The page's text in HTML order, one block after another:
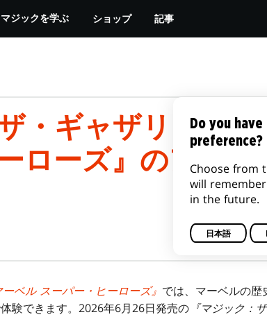
マジックを学ぶ ショップ 記事
・ギャザリング |
ローズ』のアート
ベル スーパー・ヒーローズ』 では、マーベルの歴
験できます。2026年6月26日発売の 『マジック：
Do you
preference?
Choose from
will
in the future.
日本語